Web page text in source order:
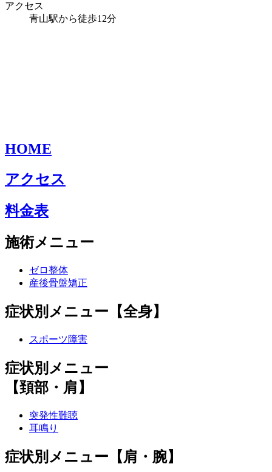
アクセス
青山駅から徒歩12分
HOME
アクセス
料金表
施術メニュー
ゼロ整体
産後骨盤矯正
症状別メニュー【全身】
スポーツ障害
症状別メニュー
【頚部・肩】
突発性難聴
耳鳴り
症状別メニュー【肩・腕】